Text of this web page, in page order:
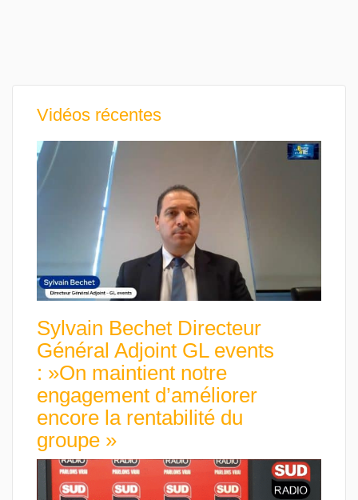
Vidéos récentes
Sylvain Bechet Directeur
Général Adjoint GL events
: »On maintient notre
engagement d’améliorer
encore la rentabilité du
groupe »